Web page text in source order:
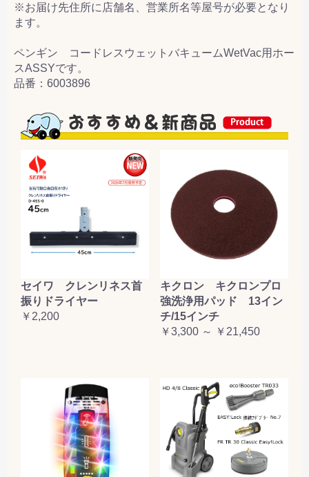
※お届け先住所に店舗名、営業所名等屋号が必要となり
ます。
ペンギン コードレスウェットバキュームWetVac用ホー
スASSYです。
品番：6003896
セイワ クレンリネス首
振りドライヤー
￥2,200
キクロン キクロンプロ
強洗浄用パッド 13イン
チ/15インチ
￥3,300 ～ ￥21,450